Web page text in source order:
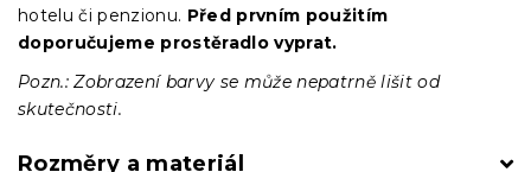
hotelu či penzionu. Před prvním použitím
doporučujeme prostěradlo vyprat.
Pozn.: Zobrazení barvy se může nepatrně lišit od
skutečnosti.
Rozměry a materiál